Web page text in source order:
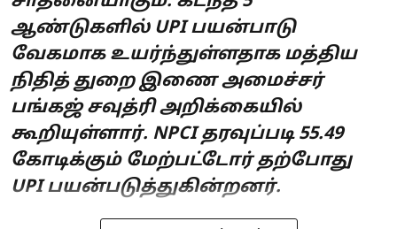
ஆண்டுகளில் UPI பயன்பாடு
வேகமாக உயர்ந்துள்ளதாக மத்திய
நிதித் துறை இணை அமைச்சர்
பங்கஜ் சவுத்ரி அறிக்கையில்
கூறியுள்ளார். NPCI தரவுப்படி 55.49
கோடிக்கும் மேற்பட்டோர் தற்போது
UPI பயன்படுத்துகின்றனர்.